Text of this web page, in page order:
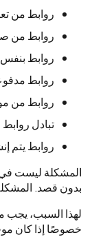
روابط من
روابط من
روابط بنفس Anchor Text بشكل متكرر ومبالغ فيه.
روابط
روابط من
تبادل روابط
روابط يتم
المشكلة ليست
بدون قصد.
لهذا السبب، يجب
خصوصًا إذا كان